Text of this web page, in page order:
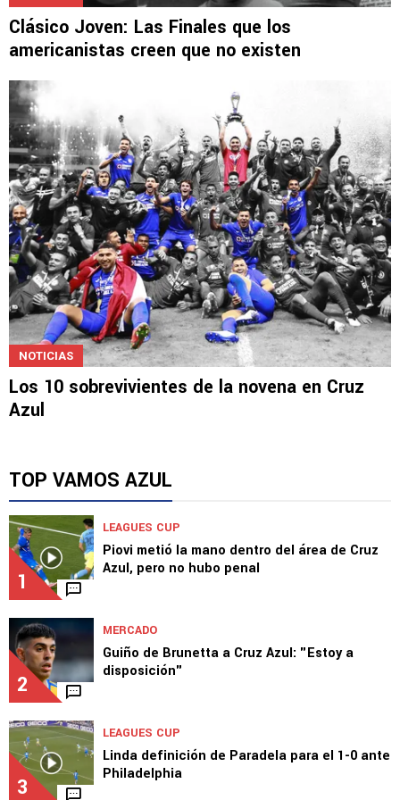
Clásico Joven: Las Finales que los
americanistas creen que no existen
Los 10 sobrevivientes de la novena en Cruz
Azul
TOP VAMOS AZUL
1
Piovi metió la mano dentro del área de Cruz
Azul, pero no hubo penal
2
Guiño de Brunetta a Cruz Azul: "Estoy a
disposición"